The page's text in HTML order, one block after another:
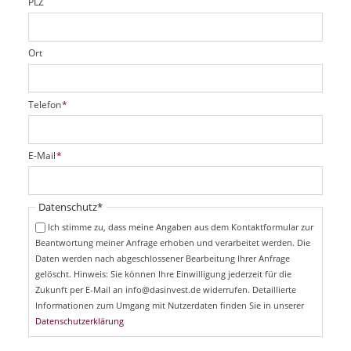
Ort
P
f
i
c
t
f
Telefon*
P
f
i
E-Mail*
Pflichtfeld
Datenschutz*
Ich stimme zu, dass meine Angaben aus dem Kontaktformular zur
Beantwortung meiner Anfrage erhoben und verarbeitet werden. Die
Daten werden nach abgeschlossener Bearbeitung Ihrer Anfrage
gelöscht. Hinweis: Sie können Ihre Einwilligung jederzeit für die
Zukunft per E-Mail an info@dasinvest.de widerrufen. Detaillierte
Informationen zum Umgang mit Nutzerdaten finden Sie in unserer
Datenschutzerklärung